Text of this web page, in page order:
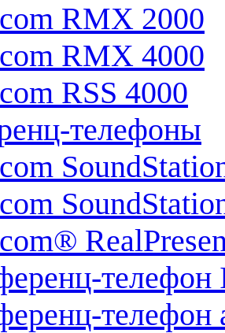
RMX 2000
RMX 4000
RSS 4000
телефоны
телефон
телефон